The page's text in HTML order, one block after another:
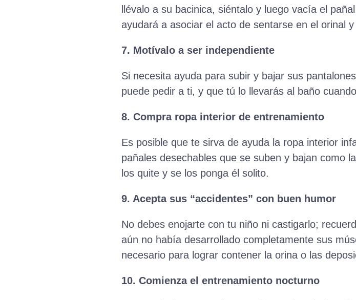
llévalo a su bacinica, siéntalo y luego vacía el
ayudará a asociar el acto de sentarse en el orinal
7. Motívalo a ser independiente
Si necesita ayuda para subir y bajar sus
puede pedir a ti, y que tú lo llevarás al baño
8. Compra ropa interior de entrenamiento
Es posible que te sirva de ayuda la ropa interior
pañales desechables que se suben y bajan como
los quite y se los ponga él solito.
9. Acepta sus “accidentes” con buen humor
No debes enojarte con tu niño ni castigarlo;
aún no había desarrollado completamente sus
necesario para lograr contener la orina o las
10. Comienza el entrenamiento nocturno